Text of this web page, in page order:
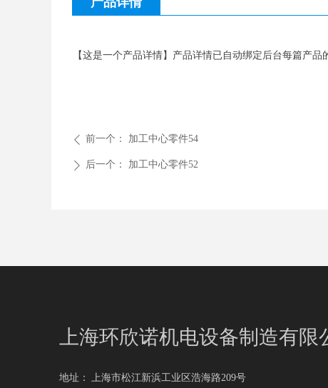
【这是一个产品详情】产品详情已自动绑定后台每篇产
ꄴ 前一个： 加工中心零件54
ꄲ 后一个： 加工中心零件52
地址： 上海市松江新浜工业区浩海路209号
上海环欣诺机电设备制造有限